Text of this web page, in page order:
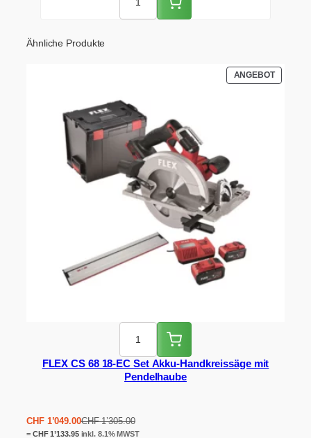
Ähnliche Produkte
ANGEBOT
IM
FLEX CS 68 18-EC Set Akku-Handkreissäge mit
Pendelhaube
CHF1’305.00
Ursprünglicher
Preis
CHF1’049.00
Aktueller
Preis
= CHF1’133.95inkl. 8.1% MWST